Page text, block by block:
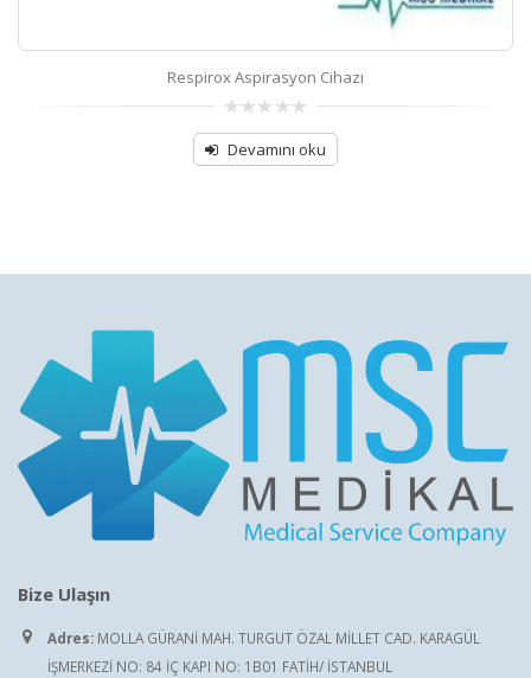
Respirox Aspirasyon Cihazı
out
of
Devamını oku
Bize Ulaşın
Adres: MOLLA GÜRANİ MAH. TURGUT ÖZAL MİLLET CAD. KARAGÜL
İŞMERKEZİ NO: 84 İÇ KAPI NO: 1B01 FATİH/ İSTANBUL